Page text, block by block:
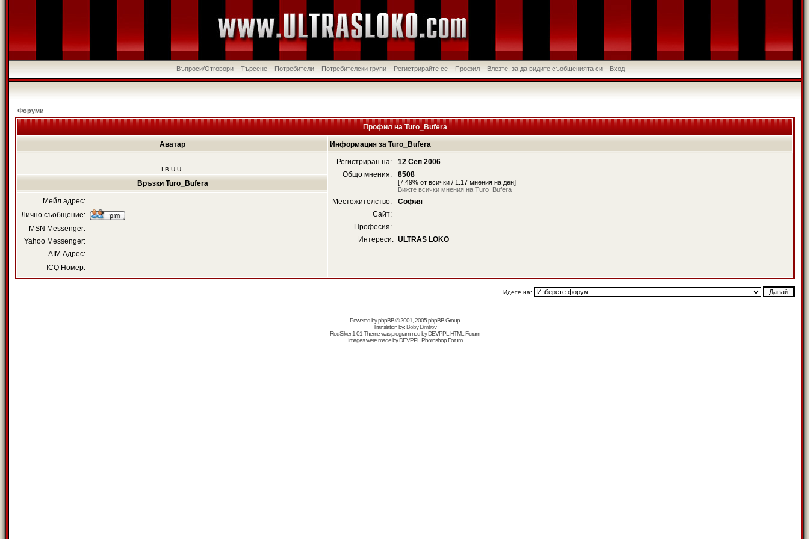
Въпроси/Отговори Търсене Потребители Потребителски групи Регистрирайте се Профил Влезте, за да видите съобщенията си Вход
Форуми
Профил на Turo_Bufera
Аватар Информация за Turo_Bufera
I.B.U.U.
Регистриран на:
12 Сеп 2006
Общо мнения:
8508
[7.49% от всички / 1.17 мнения на ден]
Вижте всички мнения на Turo_Bufera
Местожителство:
София
Сайт:
Професия:
Интереси: ULTRAS LOKO
Връзки Turo_Bufera
Мейл адрес:
Лично съобщение:
MSN Messenger:
Yahoo Messenger:
AIM Адрес:
ICQ Номер:
Идете на:
Powered byphpBB© 2001, 2005 phpBB Group
Translation by:Boby Dimitrov
RedSilver 1.01 Theme was programmed byDEVPPL HTML Forum
Images were made byDEVPPL Photoshop Forum